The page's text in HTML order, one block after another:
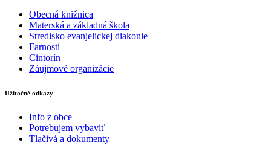
Obecná knižnica
Materská a základná škola
Stredisko evanjelickej diakonie
Farnosti
Cintorín
Záujmové organizácie
Užitočné odkazy
Info z obce
Potrebujem vybaviť
Tlačivá a dokumenty